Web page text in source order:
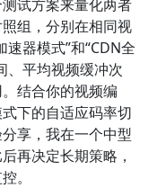
试方案来量化两者
组，分别在相同视
器模式”和“CDN全
、平均视频缓冲次
结合你的视频编
下的自适应码率切
享，我在一个中型
再决定长期策略，
。